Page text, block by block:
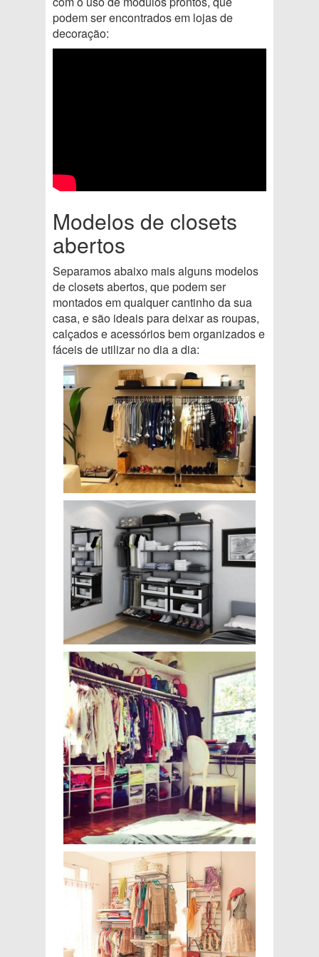
podem ser encontrados em lojas de
decoração:
Modelos de closets
abertos
Separamos abaixo mais alguns modelos
de closets abertos, que podem ser
montados em qualquer cantinho da sua
casa, e são ideais para deixar as roupas,
calçados e acessórios bem organizados e
fáceis de utilizar no dia a dia: